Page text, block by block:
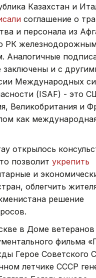
Казахстан и
соглашение о
и персонала из
РК
Аналогичные
заключены и с
Международных
(ISAF) - это
Великобритания и
как
открылось
позволит укрепить
и
облегчить
решение
в Доме ветеранов
фильма
Герое Советского
летчике СССР